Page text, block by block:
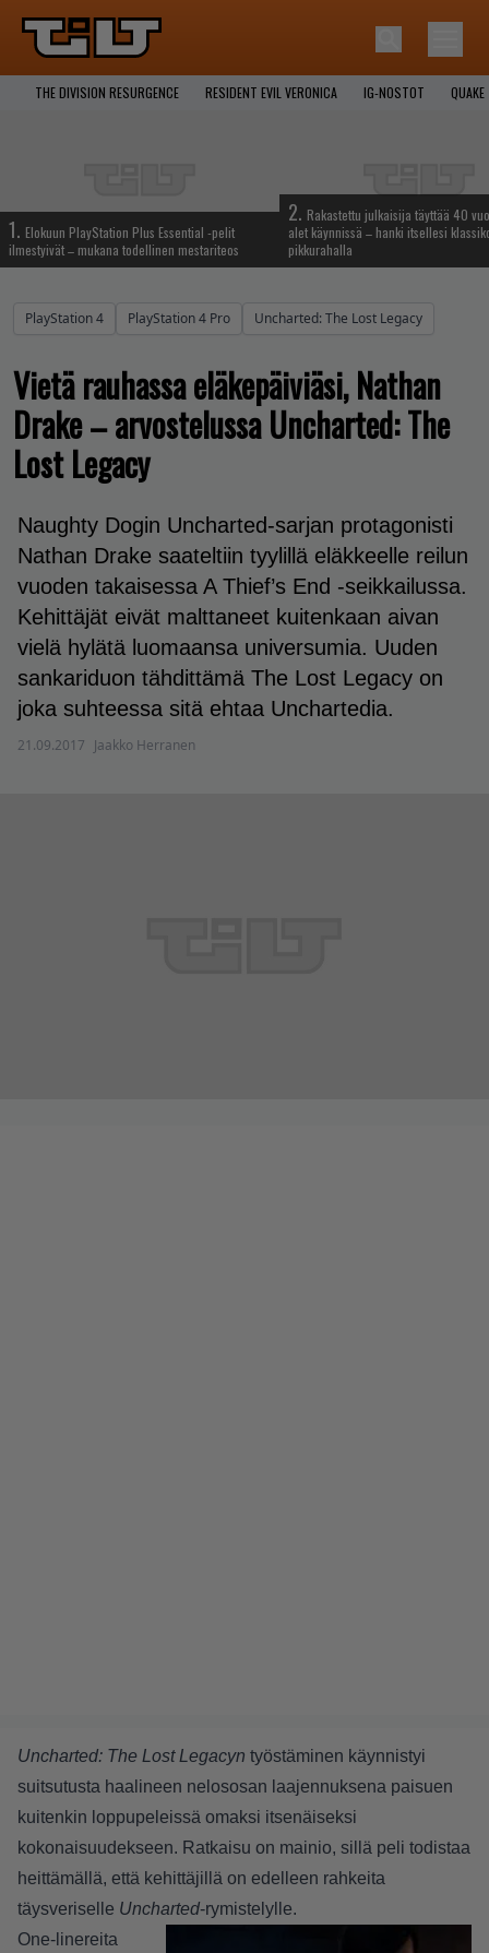
THE DIVISION RESURGENCE RESIDENT EVIL VERONICA IG-NOSTOT QUAKE
1. Elokuun PlayStation Plus Essential -pelit
ilmestyivät – mukana todellinen mestariteos
2. Rakastettu julkaisija täyttää 40
alet käynnissä – hanki itsellesi
pikkurahalla
PlayStation 4 PlayStation 4 Pro Uncharted: The Lost Legacy
Vietä rauhassa eläkepäiviäsi, Nathan
Drake – arvostelussa Uncharted: The
Lost Legacy
Naughty Dogin Uncharted-sarjan protagonisti
Nathan Drake saateltiin tyylillä eläkkeelle reilun
vuoden takaisessa A Thief’s End -seikkailussa.
Kehittäjät eivät malttaneet kuitenkaan aivan
vielä hylätä luomaansa universumia. Uuden
sankariduon tähdittämä The Lost Legacy on
joka suhteessa sitä ehtaa Unchartedia.
21.09.2017 Jaakko Herranen
Uncharted: The Lost Legacyn työstäminen käynnistyi
suitsutusta haalineen nelososan laajennuksena paisuen
kuitenkin loppupeleissä omaksi itsenäiseksi
kokonaisuudekseen. Ratkaisu on mainio, sillä peli todistaa
heittämällä, että kehittäjillä on edelleen rahkeita
täysveriselle Uncharted-rymistelylle.
One-linereita